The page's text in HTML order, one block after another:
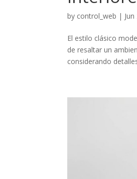
by control_web |
El estilo clásico
de resaltar un
considerando